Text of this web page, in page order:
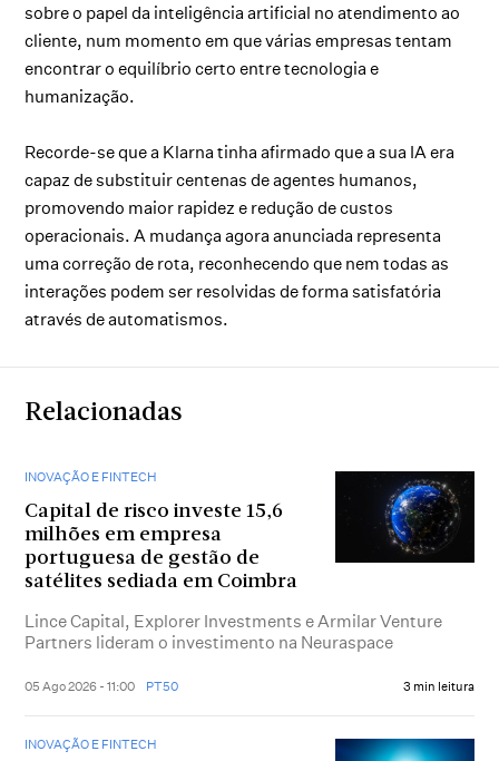
sobre o papel da inteligência artificial no atendimento ao
cliente, num momento em que várias empresas tentam
encontrar o equilíbrio certo entre tecnologia e
humanização.
Recorde-se que a Klarna tinha afirmado que a sua IA era
capaz de substituir centenas de agentes humanos,
promovendo maior rapidez e redução de custos
operacionais. A mudança agora anunciada representa
uma correção de rota, reconhecendo que nem todas as
interações podem ser resolvidas de forma satisfatória
através de automatismos.
Relacionadas
INOVAÇÃO E FINTECH
Capital de risco investe 15,6
milhões em empresa
portuguesa de gestão de
satélites sediada em Coimbra
Lince Capital, Explorer Investments e Armilar Venture
Partners lideram o investimento na Neuraspace
05 Ago 2026 - 11:00 PT50 3 min leitura
INOVAÇÃO E FINTECH